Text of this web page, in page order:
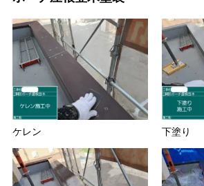
ケレン 下塗り